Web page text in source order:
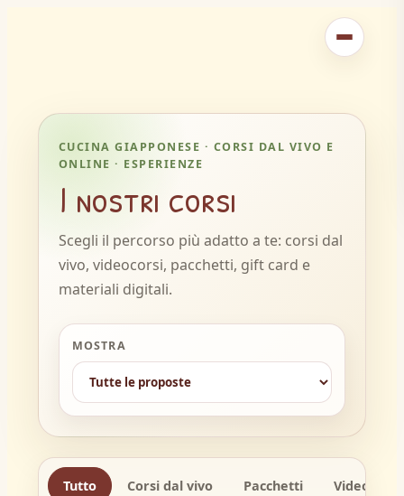
CUCINA GIAPPONESE · CORSI DAL VIVO E
ONLINE · ESPERIENZE
I nostri corsi
Scegli il percorso più adatto a te: corsi dal
vivo, videocorsi, pacchetti, gift card e
materiali digitali.
MOSTRA
Tutto Corsi dal vivo Pacchetti Videocorsi